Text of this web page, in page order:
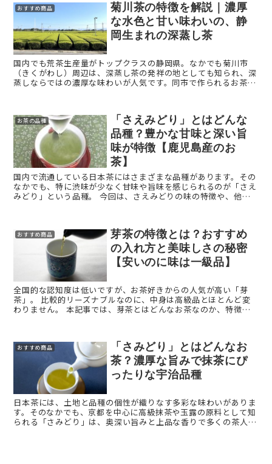
おすすめ商品
菊川茶の特徴を解説｜濃厚
な水色と甘い味わいの、静
岡生まれの深蒸し茶
国内でも荒茶生産量がトップクラスの静岡県。なかでも菊川市
（きくがわし）周辺は、深蒸し茶の発祥の地としても知られ、深
蒸しならではの濃厚な味わいが人気です。同市で作られるお茶
お茶の品種
「さえみどり」とはどんな
品種？豊かな甘味と深い旨
味が特徴【鹿児島産のお
茶】
国内で流通している日本茶にはさまざまな品種があります。その
なかでも、特に渋味が少なく甘味や旨味を感じられるのが「さえ
みどり」という品種。 今回は、さえみどりの味の特徴や、他の
おすすめ商品
芽茶の特徴とは？おすすめ
の入れ方と美味しさの秘密
【安いのに味は一級品】
全国的な認知度は低いですが、お茶好きからの人気が高い「芽
茶」。 比較的リーズナブルなのに、中身は高級品とほとんど変
わりません。 本記事では、芽茶とはどんなお茶なのか、特徴や
おすすめ商品
「さみどり」とはどんなお
茶？濃厚な旨みで抹茶にぴ
ったりな宇治品種
日本茶には、土地と品種の個性が織りなす多彩な味わいがありま
す。そのなかでも、京都を中心に高級抹茶や玉露の原料として知
られる「さみどり」は、奥深い旨みと上品な香りで多くの茶人や